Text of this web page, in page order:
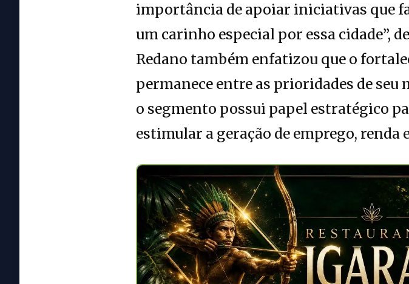
importância de apoiar iniciativas que
um carinho especial por essa cidade”,
Redano também enfatizou que o
permanece entre as prioridades de seu
o segmento possui papel estratégico
estimular a geração de emprego, renda